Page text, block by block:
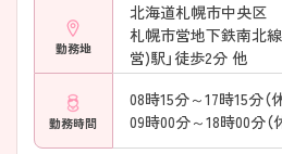
勤務地
北海道札幌市中央区
札幌市営地下鉄南北
営)駅」徒歩2分 他
勤務時間
08時15分～17時15分（
09時00分～18時00分（